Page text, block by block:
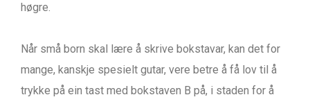
høgre.
Når små born skal lære å skrive bokstavar, kan det for
mange, kanskje spesielt gutar, vere betre å få lov til å
trykke på ein tast med bokstaven B på, i staden for å